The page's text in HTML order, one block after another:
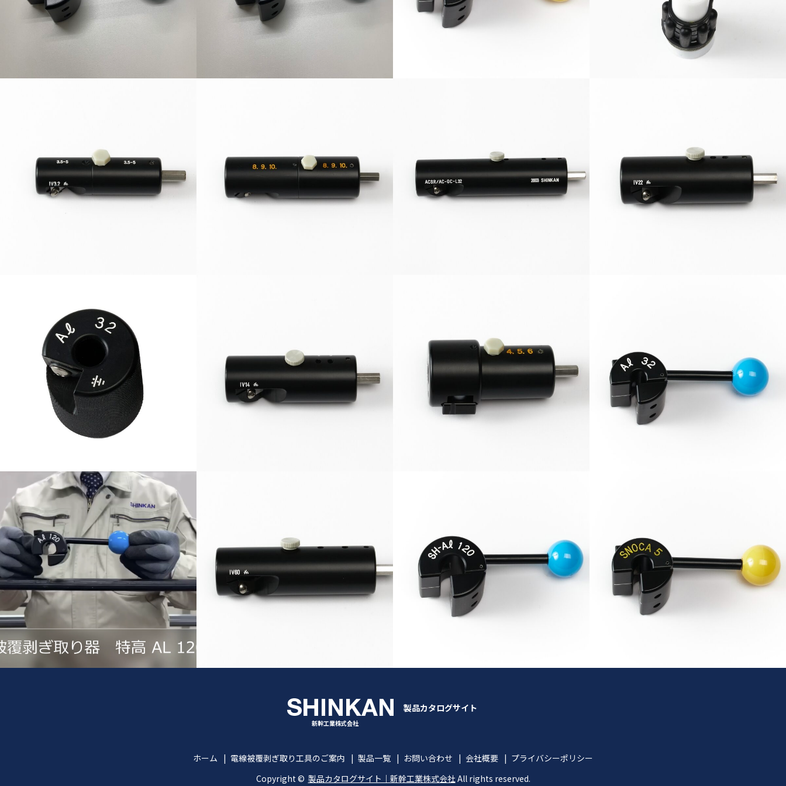
製品カタログサイト
新幹工業株式会社
ホーム 電線被覆剥ぎ取り工具のご案内 製品一覧 お問い合わせ 会社概要
プライバシーポリシー
Copyright © 製品カタログサイト｜新幹工業株式会社All rights reserved.